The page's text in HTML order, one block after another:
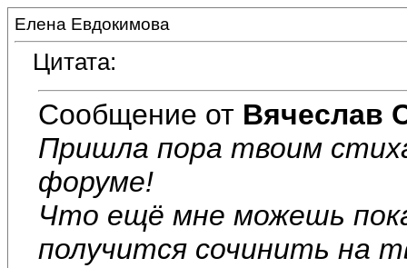
Елена Евдокимова
Цитата:
Сообщение от Вячеслав
Пришла пора твоим
форуме!
Что ещё мне можешь
получится сочинить на